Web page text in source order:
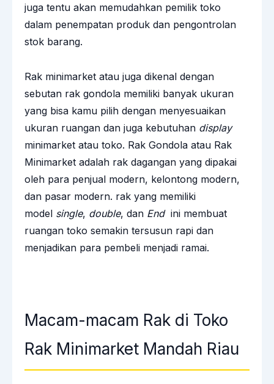
juga tentu akan memudahkan pemilik toko
dalam penempatan produk dan pengontrolan
stok barang.
Rak minimarket atau juga dikenal dengan
sebutan rak gondola memiliki banyak ukuran
yang bisa kamu pilih dengan menyesuaikan
ukuran ruangan dan juga kebutuhan display
minimarket atau toko. Rak Gondola atau Rak
Minimarket adalah rak dagangan yang dipakai
oleh para penjual modern, kelontong modern,
dan pasar modern. rak yang memiliki
model single, double, dan Endini membuat
ruangan toko semakin tersusun rapi dan
menjadikan para pembeli menjadi ramai.
Macam-macam Rak di Toko
Rak Minimarket Mandah Riau